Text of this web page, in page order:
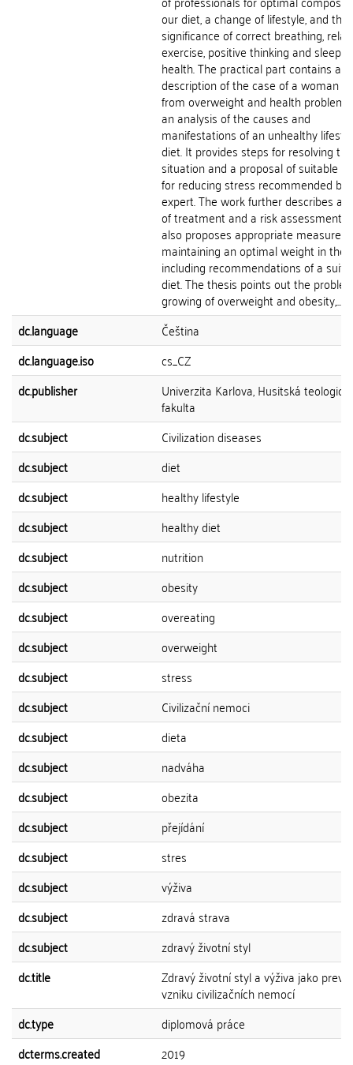
our diet, a change of lifestyle, and the
significance of correct breathing,
exercise, positive thinking and sleep
health. The practical part contains a
description of the case of a woman
from overweight and health
an analysis of the causes and
manifestations of an unhealthy
diet. It provides steps for resolving the
situation and a proposal of suitable
for reducing stress recommended by
expert. The work further describes a
of treatment and a risk assessment,
also proposes appropriate measures
maintaining an optimal weight in the
including recommendations of a
diet. The thesis points out the
growing of overweight and obesity,...
dc.language
Čeština
dc.language.iso
cs_CZ
dc.publisher
Univerzita Karlova, Husitská
fakulta
dc.subject
Civilization diseases
dc.subject
diet
dc.subject
healthy lifestyle
dc.subject
healthy diet
dc.subject
nutrition
dc.subject
obesity
dc.subject
overeating
dc.subject
overweight
dc.subject
stress
dc.subject
Civilizační nemoci
dc.subject
dieta
dc.subject
nadváha
dc.subject
obezita
dc.subject
přejídání
dc.subject
stres
dc.subject
výživa
dc.subject
zdravá strava
dc.subject
zdravý životní styl
dc.title
Zdravý životní styl a výživa jako
vzniku civilizačních nemocí
dc.type
diplomová práce
dcterms.created
2019